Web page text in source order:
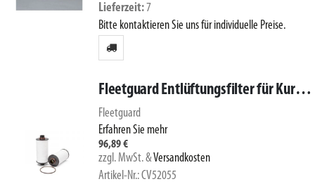
Lieferzeit 7
Bitte kontaktieren Sie uns für individuelle Preise.
Fleetguard Entlüftungsfilter für Kurbelgehäuseentlüftung CV52055
Fleetguard
Erfahren Sie mehr
96,89 €
zzgl. MwSt.&Versandkosten
Artikel-Nr.: CV52055